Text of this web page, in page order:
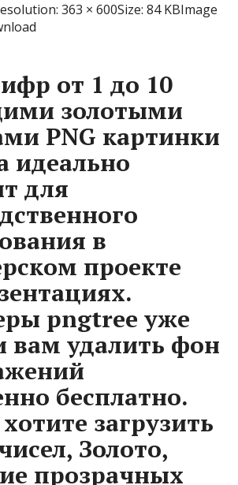
363 × 600Size: 84 KBImage
от 1 до 10
золотыми
PNG картинки
идеально
для
в
проекте
pngtree уже
вам удалить фон
бесплатно.
загрузить
Золото,
прозрачных